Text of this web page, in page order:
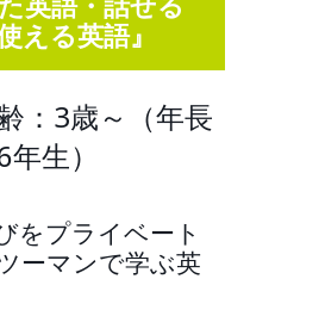
える英語』
：3歳～（年長
生）
をプライベート
ーマンで学ぶ英